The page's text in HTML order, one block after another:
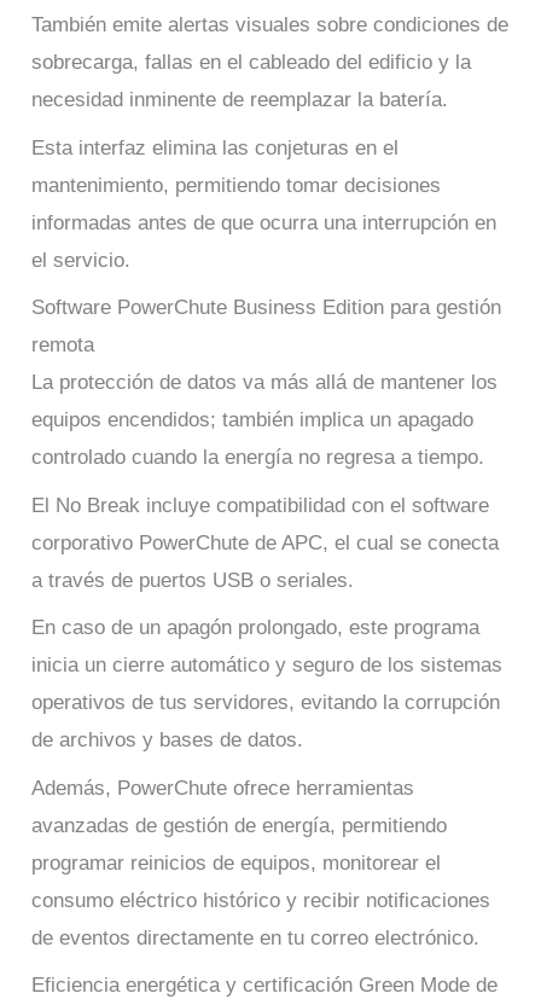
También emite alertas visuales sobre condiciones de
sobrecarga, fallas en el cableado del edificio y la
necesidad inminente de reemplazar la batería.
Esta interfaz elimina las conjeturas en el
mantenimiento, permitiendo tomar decisiones
informadas antes de que ocurra una interrupción en
el servicio.
Software PowerChute Business Edition para gestión
remota
La protección de datos va más allá de mantener los
equipos encendidos; también implica un apagado
controlado cuando la energía no regresa a tiempo.
El No Break incluye compatibilidad con el software
corporativo PowerChute de APC, el cual se conecta
a través de puertos USB o seriales.
En caso de un apagón prolongado, este programa
inicia un cierre automático y seguro de los sistemas
operativos de tus servidores, evitando la corrupción
de archivos y bases de datos.
Además, PowerChute ofrece herramientas
avanzadas de gestión de energía, permitiendo
programar reinicios de equipos, monitorear el
consumo eléctrico histórico y recibir notificaciones
de eventos directamente en tu correo electrónico.
Eficiencia energética y certificación Green Mode de